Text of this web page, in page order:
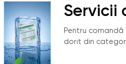
Servicii
Pentru comandă
dorit din